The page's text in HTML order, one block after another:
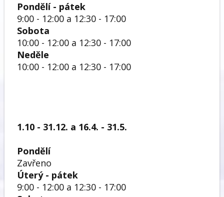
Pondělí - pátek
9:00 - 12:00 a 12:30 - 17:00
Sobota
10:00 - 12:00 a 12:30 - 17:00
Neděle
10:00 - 12:00 a 12:30 - 17:00
1.10 - 31.12. a 16.4. - 31.5.
Pondělí
Zavřeno
Úterý - pátek
9:00 - 12:00 a 12:30 - 17:00